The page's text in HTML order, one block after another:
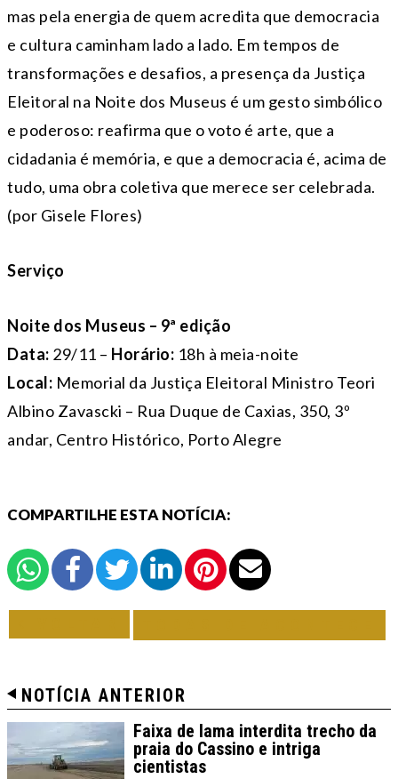
mas pela energia de quem acredita que democracia
e cultura caminham lado a lado. Em tempos de
transformações e desafios, a presença da Justiça
Eleitoral na Noite dos Museus é um gesto simbólico
e poderoso: reafirma que o voto é arte, que a
cidadania é memória, e que a democracia é, acima de
tudo, uma obra coletiva que merece ser celebrada.
(por Gisele Flores)
Serviço
Noite dos Museus – 9ª edição
Data: 29/11 – Horário: 18h à meia-noite
Local: Memorial da Justiça Eleitoral Ministro Teori
Albino Zavascki – Rua Duque de Caxias, 350, 3º
andar, Centro Histórico, Porto Alegre
COMPARTILHE ESTA NOTÍCIA:
NOTÍCIA ANTERIOR
Faixa de lama interdita trecho da
praia do Cassino e intriga
cientistas